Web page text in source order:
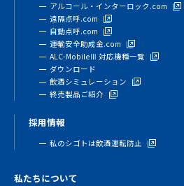
アルコール・インターロック.com
遠隔点呼.com
自動点呼.com
運輸安全助成金.com
ALC-MobileⅢ 対応機種一覧
ダウンロード
飲酒シミュレーション
終売製品ご紹介
採用情報
私のシゴトは飲酒運転防止
私たちについて